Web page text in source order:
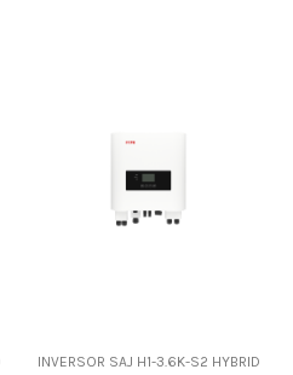
INVERSOR SAJ H1-3.6K-S2 HYBRID